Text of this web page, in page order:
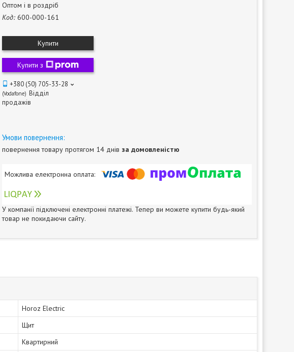
Оптом і в роздріб
Код: 600-000-161
Купити
Купити з
+380 (50) 705-33-28
Vodafone Відділ
продажів
повернення товару протягом 14 днів за домовленістю
У компанії підключені електронні платежі. Тепер ви можете купити будь-який
товар не покидаючи сайту.
Horoz Electric
Щит
Квартирний